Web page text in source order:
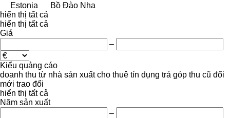
Estonia
Bồ Đào Nha
hiển thị tất cả
hiển thị tất cả
Giá
–
Kiểu quảng cáo
doanh thu từ nhà sản xuất cho thuê tín dụng trả góp thu cũ đổi
mới trao đổi
hiển thị tất cả
Năm sản xuất
–